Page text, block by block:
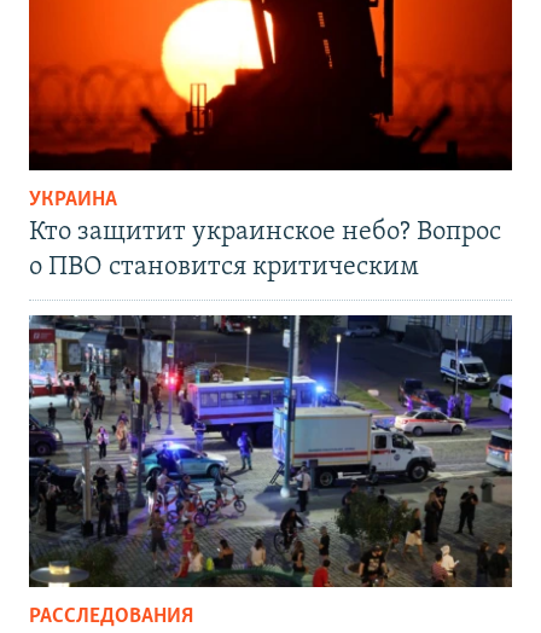
УКРАИНА
Кто защитит украинское небо? Вопрос
о ПВО становится критическим
РАССЛЕДОВАНИЯ